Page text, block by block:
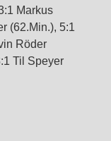
Markus
(62.Min.), 5:1
Röder
Til Speyer